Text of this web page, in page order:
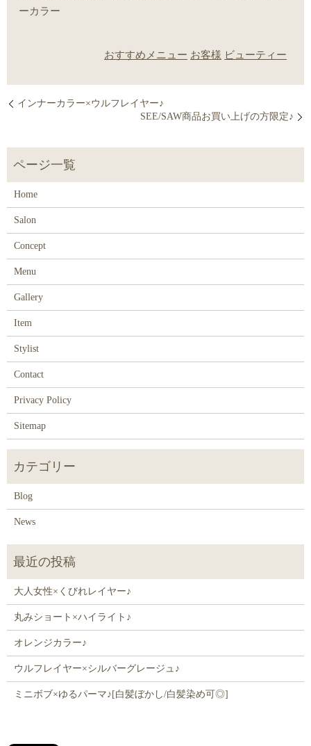
ーカラー
おすすめメニュー お客様 ビューティー
インナーカラー×ウルフレイヤー♪
SEE/SAW商品お買い上げの方限定♪
Home
Salon
Concept
Menu
Gallery
Item
Stylist
Contact
Privacy Policy
Sitemap
Blog
News
大人女性×くびれレイヤー♪
丸みショート×ハイライト♪
オレンジカラー♪
ウルフレイヤー×シルバーグレージュ♪
ミニボブ×ゆるパーマ♪[白髪ぼかし/白髪染め可◎]